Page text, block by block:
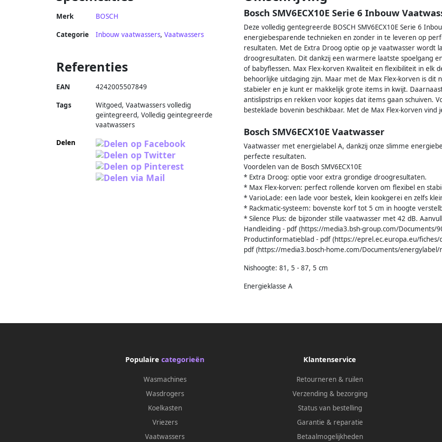
Merk BOSCH
Categorie Inbouw vaatwassers, Vaatwassers
Bosch SMV6ECX10E Serie 6 Inbouw
Deze volledig gentegreerde BOSCH SMV6ECX10E Serie 6
energiebesparende technieken en zonder in te leveren op
resultaten. Met de Extra Droog optie op je vaatwasser wordt
droogresultaten. Dit dankzij een warmere laatste spoelgang
of babyflessen. Max Flex-korven Kwaliteit en flexibiliteit in elk
behoorlijke uitdaging zijn. Maar met de Max Flex-korven is dit
stabieler en je kunt er makkelijk grote items in kwijt.
antislipstrips en rekken voor kopjes dat items gaan schuiven.
besteklade bovenin beschikbaar. Met de Max Flex-korven
Bosch SMV6ECX10E Vaatwasser
Vaatwasser met energielabel A, dankzij onze slimme
perfecte resultaten.
Voordelen van de Bosch SMV6ECX10E
* Extra Droog: optie voor extra grondige droogresultaten.
* Max Flex-korven: perfect rollende korven om flexibel en
* VarioLade: een lade voor bestek, klein kookgerei en zelfs
* Rackmatic-systeem: bovenste korf tot 5 cm in hoogte
* Silence Plus: de bijzonder stille vaatwasser met 42 dB.
Handleiding - pdf (https://media3.bsh-group.com/Documents/
Productinformatieblad - pdf (https://eprel.ec.europa.eu/fiches/
pdf (https://media3.bosch-home.com/Documents/energylabel/
Nishoogte: 81, 5 - 87, 5 cm
Energieklasse A
Referenties
EAN 4242005507849
Tags
Witgoed, Vaatwassers volledig
geïntegreerd, Volledig geintegreerde
vaatwassers
Delen
Populaire categorieën
Wasmachines
Wasdrogers
Koelkasten
Vriezers
Vaatwassers
Klantenservice
Retourneren & ruilen
Verzending & bezorging
Status van bestelling
Garantie & reparatie
Betaalmogelijkheden